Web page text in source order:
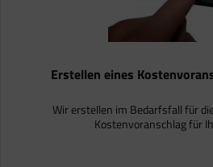
Erstellen eines
Wir erstellen im Bedarfsfall für
Kostenvoranschlag für